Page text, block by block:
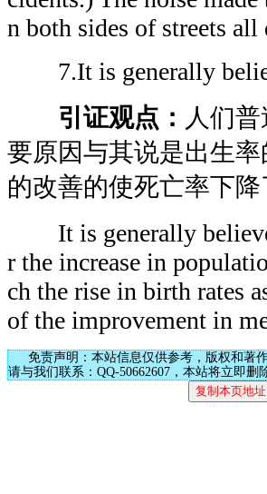
n both sides of streets
7.It is generally
引证观点： 人们
要原因与其说是出生
的改善的使死亡率下降
It is generally
r the increase in
ch the rise in birth rates
of the improvement in
免责声明：本站信息仅供参考，版权和著
请与我们联系：QQ-50662607，本站将立即删